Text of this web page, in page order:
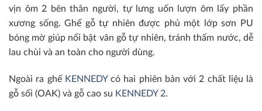
vịn ôm 2 bên thân người, tự lưng uốn lượn ôm lấy phần
xương sống. Ghế gỗ tự nhiên được phủ một lớp sơn PU
bóng mờ giúp nổi bật vân gỗ tự nhiên, tránh thấm nước, dễ
lau chùi và an toàn cho người dùng.
Ngoài ra ghế KENNEDYcó hai phiên bản với 2 chất liệu là
gỗ sối (OAK) và gỗ cao su KENNEDY 2.